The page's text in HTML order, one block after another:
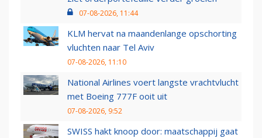
07-08-2026, 11:44
KLM hervat na maandenlange opschorting
vluchten naar Tel Aviv
07-08-2026, 11:10
National Airlines voert langste vrachtvlucht
met Boeing 777F ooit uit
07-08-2026, 9:52
SWISS hakt knoop door: maatschappij gaat